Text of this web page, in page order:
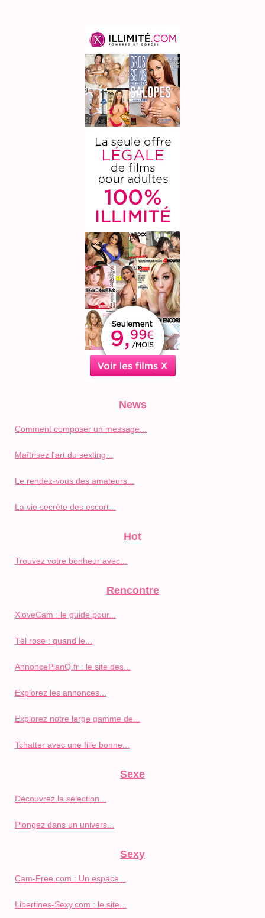
News
Comment composer un message...
Maîtrisez l'art du sexting...
Le rendez-vous des amateurs...
La vie secrète des escort...
Hot
Trouvez votre bonheur avec...
Rencontre
XloveCam : le guide pour...
Tél rose : quand le...
AnnoncePlanQ.fr : le site des...
Explorez les annonces...
Explorez notre large gamme de...
Tchatter avec une fille bonne...
Sexe
Découvrez la sélection...
Plongez dans un univers...
Sexy
Cam-Free.com : Un espace...
Libertines-Sexy.com : le site...